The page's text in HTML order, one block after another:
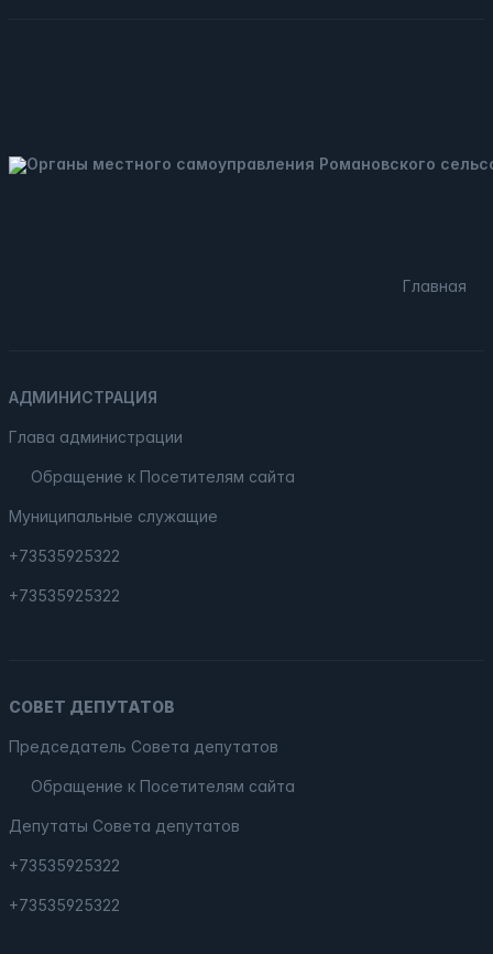
Главная
АДМИНИСТРАЦИЯ
Глава администрации
Обращение к Посетителям сайта
Муниципальные служащие
+73535925322
+73535925322
СОВЕТ ДЕПУТАТОВ
Председатель Совета депутатов
Обращение к Посетителям сайта
Депутаты Совета депутатов
+73535925322
+73535925322